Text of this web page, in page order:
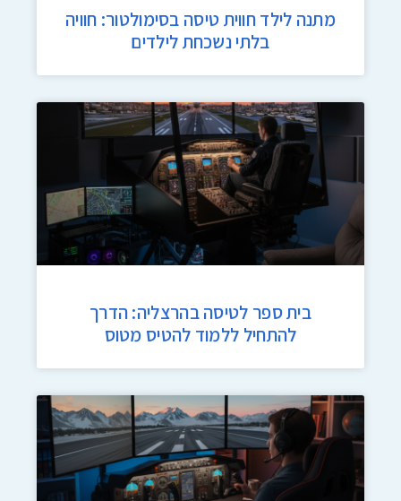
מתנה לילד חווית טיסה בסימולטור: חוויה
בלתי נשכחת לילדים
בית ספר לטיסה בהרצליה: הדרך
להתחיל ללמוד להטיס מטוס